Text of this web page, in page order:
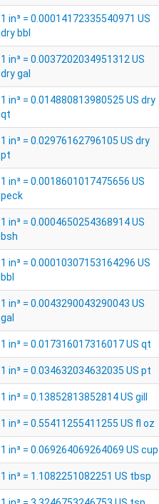
1 in³ = 0.00014172335540971 US
dry bbl
1 in³ = 0.0037202034951312 US
dry gal
1 in³ = 0.014880813980525 US dry
qt
1 in³ = 0.02976162796105 US dry
pt
1 in³ = 0.0018601017475656 US
peck
1 in³ = 0.0004650254368914 US
bsh
1 in³ = 0.00010307153164296 US
bbl
1 in³ = 0.0043290043290043 US
gal
1 in³ = 0.017316017316017 US qt
1 in³ = 0.034632034632035 US pt
1 in³ = 0.13852813852814 US gill
1 in³ = 0.55411255411255 US fl oz
1 in³ = 0.069264069264069 US cup
1 in³ = 1.1082251082251 US tbsp